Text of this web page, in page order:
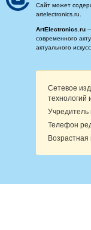
Сайт может
artelectronics.ru.
ArtElectronics.ru
современного
актуального
Сетевое
Учредитель
Телефон
Возрастная